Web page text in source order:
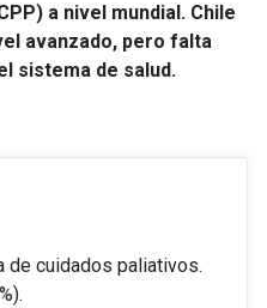
a nivel mundial. Chile
avanzado, pero falta
sistema de salud.
de cuidados paliativos.